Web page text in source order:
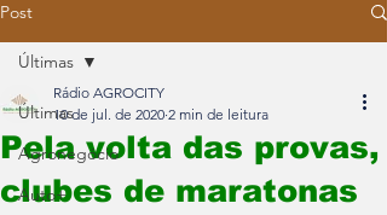
Post
Últimas
Agronegócio
Auto+
Últimas
Pela volta das provas,
clubes de maratonas
Rádio AGROCITY
10 de jul. de 2020 2 min de leitura